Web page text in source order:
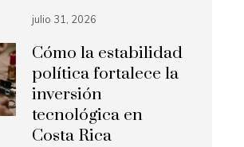
julio 31, 2026
Cómo la estabilidad
política fortalece la
inversión
tecnológica en
Costa Rica